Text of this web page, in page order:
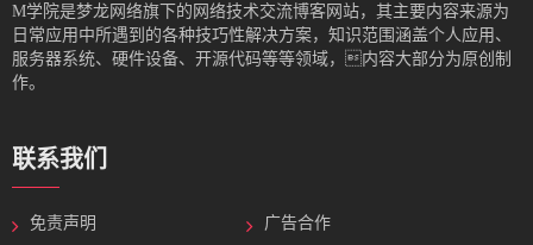
M学院是梦龙网络旗下的网络技术交流博客网站，其主要内容来源为
日常应用中所遇到的各种技巧性解决方案，知识范围涵盖个人应用、
服务器系统、硬件设备、开源代码等等领域，内容大部分为原创制
作。
联系我们
免责声明
广告合作